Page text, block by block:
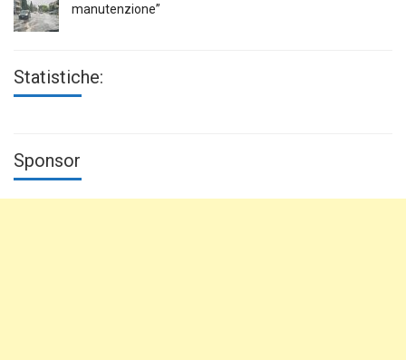
manutenzione”
Statistiche:
Sponsor